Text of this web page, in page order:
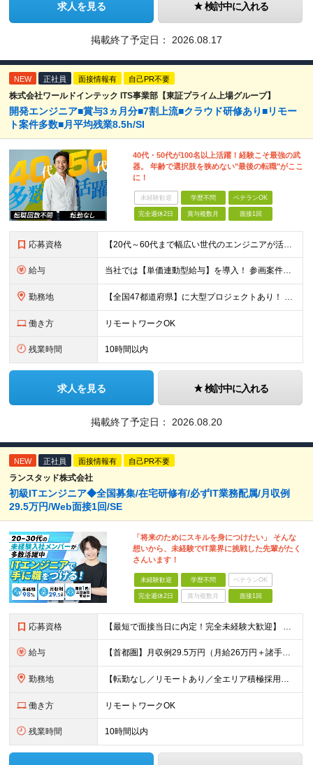
求人を見る 検討中に入れる
掲載終了予定日： 2026.08.17
NEW 正社員 面接情報有 自己PR不要
株式会社ワールドインテック ITS事業部【東証プライム上場グループ】
開発エンジニア■賞与3ヵ月分■7割上流■クラウド研修あり■リモー
ト案件多数■月平均残業8.5h/SI
40代・50代が100名以上活躍！経験こそ最強の武
器。 年齢で選択肢を狭めない"最後の転職"がここ
に！
未経験歓迎 学歴不問 ベテランOK
完全週休2日 賞与複数月 面接1回
応募資格 【20代～60代まで幅広い世代のエンジニアが活躍してます】 ■学歴不問 ■転職回数不問 ■開発経験（年数不問）をお持ちの方
給与 当社では【単価連動型給与】を導入！ 参画案件の契約単価に連動して給与が決定。 還元率は単価の【70％～80％】と東証プライム上場グループとして高水準です！（社会保険料・教育コスト含む） ■関東：月給
勤務地 【全国47都道府県】に大型プロジェクトあり！ 主要勤務地： 北海道/宮城県/栃木県/埼玉県/千葉県/東京都/神奈川県/愛知県/大阪府/京都府/兵庫県/広島県/福岡県/熊本県 ※勤務エリアは、あなたの
働き方 リモートワークOK
残業時間 10時間以内
求人を見る 検討中に入れる
掲載終了予定日： 2026.08.20
NEW 正社員 面接情報有 自己PR不要
ランスタッド株式会社
初級ITエンジニア◆全国募集/在宅研修有/必ずIT業務配属/月収例
29.5万円/Web面接1回/SE
「将来のためにスキルを身につけたい」 そんな
想いから、未経験でIT業界に挑戦した先輩がたく
さんいます！
未経験歓迎 学歴不問 ベテランOK
完全週休2日 賞与複数月 面接1回
応募資格 【最短で面接当日に内定！完全未経験大歓迎】 ・業種／職種未経験歓迎 ・社会人デビュー、第二新卒、既卒者大歓迎 ・学歴不問（文系、理系不問） ・20代～30代、男女問わず活躍中 ・服装、髪色自由 ・明確
給与 【首都圏】月収例29.5万円（月給26万円＋諸手当） 【東海・関西】月収例28.5万円（月給25万円＋諸手当） 【九州】月収例26万円（月給23万円＋諸手当） ※経験・スキル・前職給与を踏まえ、総合
勤務地 【転勤なし／リモートあり／全エリア積極採用中】 ・大手企業のプロジェクトが中心 ・勤務エリアは希望を考慮し決定 ・研修はリモートメインで実施します ・U&Iターンの方も大歓迎◎ ＜主なエリア＞ ■首
働き方 リモートワークOK
残業時間 10時間以内